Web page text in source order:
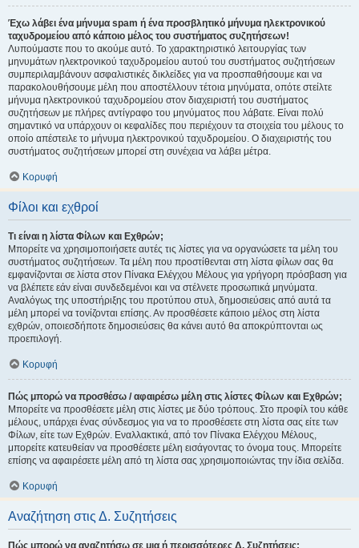
Έχω λάβει ένα μήνυμα spam ή ένα προσβλητικό μήνυμα ηλεκτρονικού
ταχυδρομείου από κάποιο μέλος του συστήματος συζητήσεων!
Λυπούμαστε που το ακούμε αυτό. Το χαρακτηριστικό λειτουργίας των
μηνυμάτων ηλεκτρονικού ταχυδρομείου αυτού του συστήματος συζητήσεων
συμπεριλαμβάνουν ασφαλιστικές δικλείδες για να προσπαθήσουμε και να
παρακολουθήσουμε μέλη που αποστέλλουν τέτοια μηνύματα, οπότε στείλτε
μήνυμα ηλεκτρονικού ταχυδρομείου στον διαχειριστή του συστήματος
συζητήσεων με πλήρες αντίγραφο του μηνύματος που λάβατε. Είναι πολύ
σημαντικό να υπάρχουν οι κεφαλίδες που περιέχουν τα στοιχεία του μέλους το
οποίο απέστειλε το μήνυμα ηλεκτρονικού ταχυδρομείου. Ο διαχειριστής του
συστήματος συζητήσεων μπορεί στη συνέχεια να λάβει μέτρα.
Κορυφή
Φίλοι και εχθροί
Τι είναι η λίστα Φίλων και Εχθρών;
Μπορείτε να χρησιμοποιήσετε αυτές τις λίστες για να οργανώσετε τα μέλη του
συστήματος συζητήσεων. Τα μέλη που προστίθενται στη λίστα φίλων σας θα
εμφανίζονται σε λίστα στον Πίνακα Ελέγχου Μέλους για γρήγορη πρόσβαση για
να βλέπετε εάν είναι συνδεδεμένοι και να στέλνετε προσωπικά μηνύματα.
Αναλόγως της υποστήριξης του προτύπου στυλ, δημοσιεύσεις από αυτά τα
μέλη μπορεί να τονίζονται επίσης. Αν προσθέσετε κάποιο μέλος στη λίστα
εχθρών, οποιεσδήποτε δημοσιεύσεις θα κάνει αυτό θα αποκρύπτονται ως
προεπιλογή.
Κορυφή
Πώς μπορώ να προσθέσω / αφαιρέσω μέλη στις λίστες Φίλων και Εχθρών;
Μπορείτε να προσθέσετε μέλη στις λίστες με δύο τρόπους. Στο προφίλ του κάθε
μέλους, υπάρχει ένας σύνδεσμος για να το προσθέσετε στη λίστα σας είτε των
Φίλων, είτε των Εχθρών. Εναλλακτικά, από τον Πίνακα Ελέγχου Μέλους,
μπορείτε κατευθείαν να προσθέσετε μέλη εισάγοντας το όνομα τους. Μπορείτε
επίσης να αφαιρέσετε μέλη από τη λίστα σας χρησιμοποιώντας την ίδια σελίδα.
Κορυφή
Αναζήτηση στις Δ. Συζητήσεις
Πώς μπορώ να αναζητήσω σε μια ή περισσότερες Δ. Συζητήσεις;